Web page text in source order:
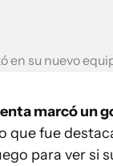
en su nuevo
marcó un
que fue
para ver si